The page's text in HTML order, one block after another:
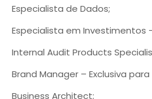
Especialista de Dados;
Especialista em Investimentos
Internal Audit Products
Brand Manager – Exclusiva
Business Architect;